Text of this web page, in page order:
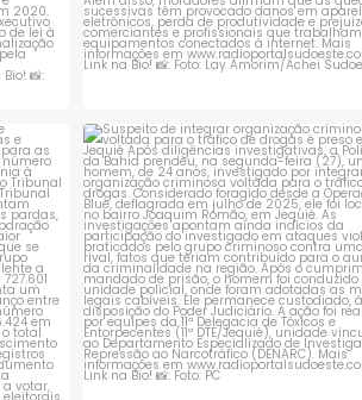
se Suspeito de integrar organização
voltada...
1 0